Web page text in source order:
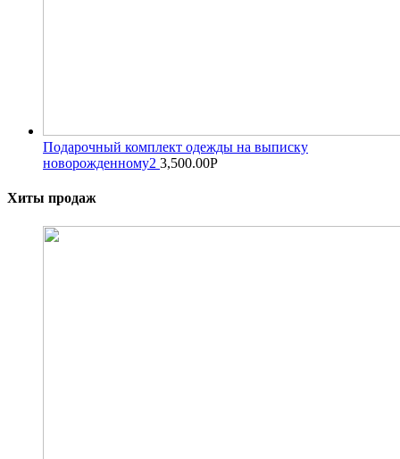
Подарочный комплект одежды на выписку
новорожденному2 3,500.00Р
Хиты продаж